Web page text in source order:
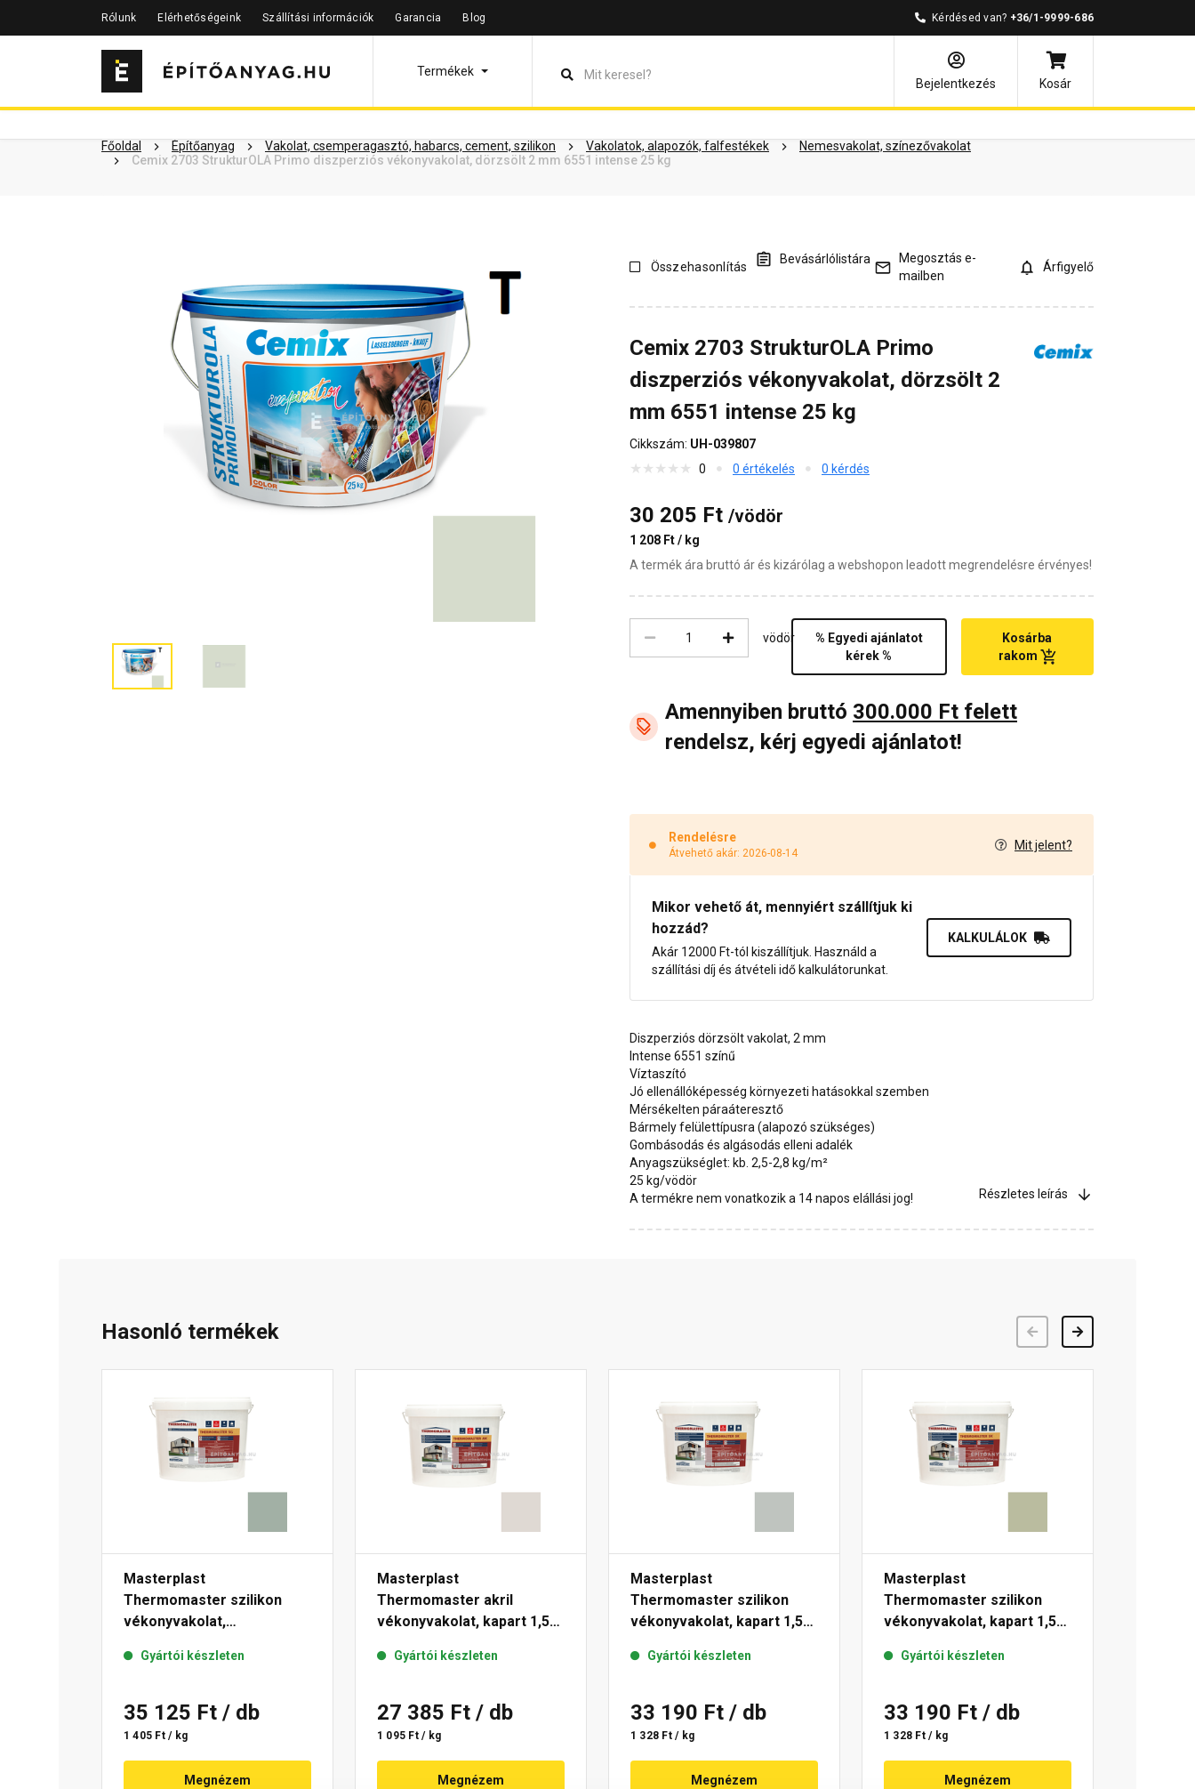
Rólunk Elérhetőségeink Szállítási információk Garancia Blog Kérdésed van? +36/1-9999-686
Termékek
Bejelentkezés
Kosár
Főoldal Építőanyag Vakolat, csemperagasztó, habarcs, cement, szilikon Vakolatok, alapozók, falfestékek
Nemesvakolat, színezővakolat
Cemix 2703 StrukturOLA Primo diszperziós vékonyvakolat, dörzsölt 2 mm 6551 intense 25 kg
Szükséged lehet rá Részletes leírás Termékinformáció Dokumentumok Vásárlói vélemények Kérdések és válaszok
Összehasonlítás
Bevásárlólistára
Megosztás e-
mailben
Árfigyelő
Cemix 2703 StrukturOLA Primo
diszperziós vékonyvakolat, dörzsölt 2
mm 6551 intense 25 kg
Cikkszám: UH-039807
0
0 értékelés 0 kérdés
30 205 Ft /vödör
1 208 Ft / kg
A termék ára bruttó ár és kizárólag a webshopon leadott megrendelésre érvényes!
vödör
% Egyedi ajánlatot
kérek %
Kosárba
rakom
Amennyiben bruttó 300.000 Ft felett
rendelsz, kérj egyedi ajánlatot!
Rendelésre
Átvehető akár: 2026-08-14
Mit jelent?
Mikor vehető át, mennyiért szállítjuk ki
hozzád?
Akár 12000 Ft-tól kiszállítjuk. Használd a
szállítási díj és átvételi idő kalkulátorunkat.
KALKULÁLOK
Diszperziós dörzsölt vakolat, 2 mm
Intense 6551 színű
Víztaszító
Jó ellenállóképesség környezeti hatásokkal szemben
Mérsékelten páraáteresztő
Bármely felülettípusra (alapozó szükséges)
Gombásodás és algásodás elleni adalék
Anyagszükséglet: kb. 2,5-2,8 kg/m²
25 kg/vödör
A termékre nem vonatkozik a 14 napos elállási jog!
Részletes leírás
Hasonló termékek
Masterplast
Thermomaster szilikon
vékonyvakolat,
D 25 kg
Gyártói készleten
35 125 Ft / db
1 405 Ft / kg
Megnézem
Masterplast
Thermomaster akril
vékonyvakolat, kapart 1,5
Gyártói készleten
27 385 Ft / db
1 095 Ft / kg
Megnézem
Masterplast
Thermomaster szilikon
vékonyvakolat, kapart 1,5
Gyártói készleten
33 190 Ft / db
1 328 Ft / kg
Megnézem
Masterplast
Thermomaster szilikon
vékonyvakolat, kapart 1,5
Gyártói készleten
33 190 Ft / db
1 328 Ft / kg
Megnézem